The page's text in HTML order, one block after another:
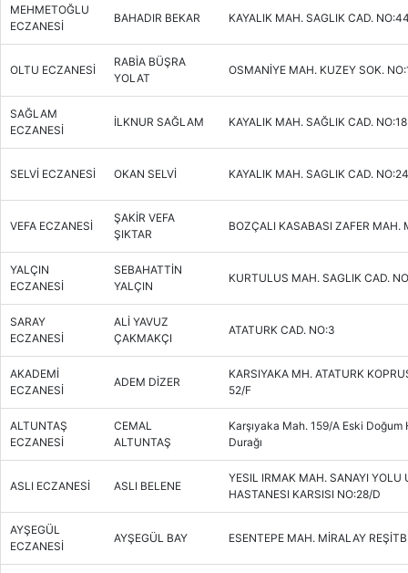
MEHMETOĞLU
ECZANESİ
BAHADIR BEKAR KAYALIK MAH. SAGLIK CAD.
OLTU ECZANESİ
RABİA BÜŞRA
YOLAT
OSMANİYE MAH. KUZEY SOK.
SAĞLAM
ECZANESİ
İLKNUR SAĞLAM KAYALIK MAH. SAĞLIK CAD. NO:18
SELVİ ECZANESİ OKAN SELVİ KAYALIK MAH. SAGLIK CAD. NO:24
VEFA ECZANESİ
ŞAKİR VEFA
ŞIKTAR
BOZÇALI KASABASI ZAFER MAH.
YALÇIN
ECZANESİ
SEBAHATTİN
YALÇIN
KURTULUS MAH. SAGLIK CAD.
SARAY
ECZANESİ
ALİ YAVUZ
ÇAKMAKÇI
ATATURK CAD. NO:3
AKADEMİ
ECZANESİ
ADEM DİZER
KARSIYAKA MH. ATATURK
52/F
ALTUNTAŞ
ECZANESİ
CEMAL
ALTUNTAŞ
Karşıyaka Mah. 159/A Eski
Durağı
ASLI ECZANESİ ASLI BELENE
YESIL IRMAK MAH. SANAYI YOLU
HASTANESI KARSISI NO:28/D
AYŞEGÜL
ECZANESİ
AYŞEGÜL BAY ESENTEPE MAH. MİRALAY